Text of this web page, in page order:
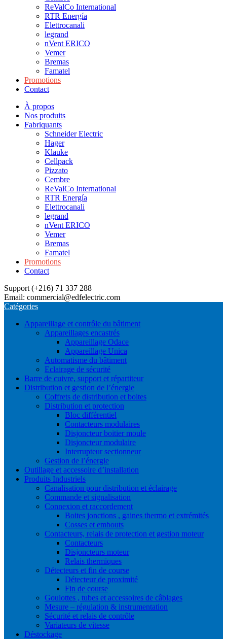
ReValCo International
RTR Energía
Elettrocanali
legrand
nVent ERICO
Vemer
Bremas
Famatel
Promotions
Contact
À propos
Nos produits
Fabriquants
Schneider Electric
Hager
Klauke
Cellpack
Pizzato
Cembre
ReValCo International
RTR Energía
Elettrocanali
legrand
nVent ERICO
Vemer
Bremas
Famatel
Promotions
Contact
Support (+216) 71 337 288
Email: commercial@edfelectric.com
Catégories
Appareillage et contrôle du bâtiment
Appareillages encastrés
Appareillage Odace
Appareillage Unica
Automatisme du bâtiment
Eclairage de sécurité
Barre de cuivre, support et répartiteur
Distribution et gestion de l’énergie
Coffrets de distribution et boites
Distribution et protection
Bloc différentiel
Contacteurs modulaires
Disjoncteur boitier moule
Disjoncteur modulaire
Interrupteur sectionneur
Gestion de l’énergie
Outillage et accessoire d’installation
Produits Industriels
Canalisation pour distribution et éclairage
Commande et signalisation
Connexion et raccordement
Boites jonctions , gaines thermo et extrémités
Cosses et embouts
Contacteurs, relais de protection et gestion moteur
Contacteurs
Disjoncteurs moteur
Relais thermiques
Détecteurs et fin de course
Détecteur de proximité
Fin de course
Goulottes , tubes et accessoires de câblages
Mesure – régulation & instrumentation
Sécurité et relais de contrôle
Variateurs de vitesse
Déstockage